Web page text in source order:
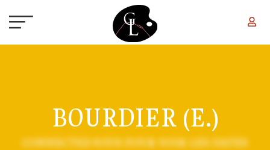
BOURDIER (E.)
CONNECTEZ-VOUS POUR VOIR LES DATES